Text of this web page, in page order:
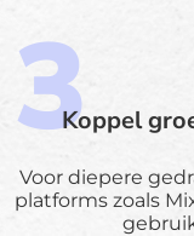
Koppel
Voor diepere
platforms zoals